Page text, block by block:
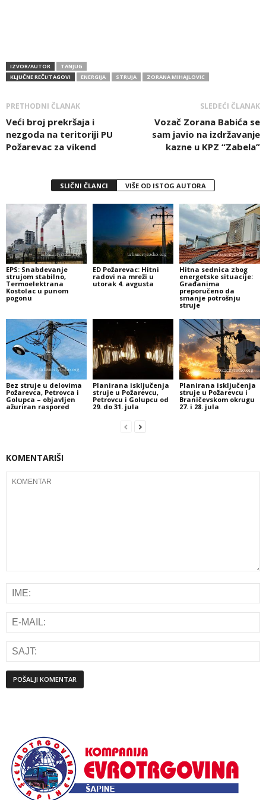
IZVOR/AUTOR
TANJUG
KLJUČNE REČI/TAGOVI
ENERGIJA STRUJA ZORANA MIHAJLOVIC
PRETHODNI ČLANAK
Veći broj prekršaja i
nezgoda na teritoriji PU
Požarevac za vikend
SLEDEĆI ČLANAK
Vozač Zorana Babića se
sam javio na izdržavanje
kazne u KPZ “Zabela”
SLIČNI ČLANCI VIŠE OD ISTOG AUTORA
EPS: Snabdevanje
strujom stabilno,
Termoelektrana
Kostolac u punom
pogonu
ED Požarevac: Hitni
radovi na mreži u
utorak 4. avgusta
Hitna sednica zbog
energetske situacije:
Građanima
preporučeno da
smanje potrošnju
struje
Bez struje u delovima
Požarevca, Petrovca i
Golupca – objavljen
ažuriran raspored
Planirana isključenja
struje u Požarevcu,
Petrovcu i Golupcu od
29. do 31. jula
Planirana isključenja
struje u Požarevcu i
Braničevskom okrugu
27. i 28. jula
KOMENTARIŠI